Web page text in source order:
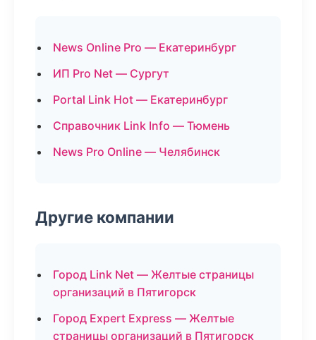
News Online Pro — Екатеринбург
ИП Pro Net — Сургут
Portal Link Hot — Екатеринбург
Справочник Link Info — Тюмень
News Pro Online — Челябинск
Другие компании
Город Link Net — Желтые страницы
организаций в Пятигорск
Город Expert Express — Желтые
страницы организаций в Пятигорск